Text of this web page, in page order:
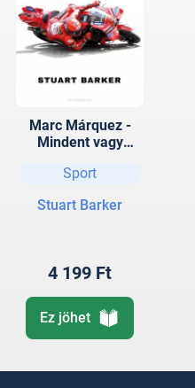
Marc Márquez -
Mindent vagy
Sport
Stuart Barker
4 199 Ft
Ez jöhet